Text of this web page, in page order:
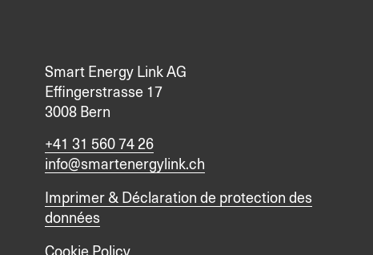
Smart Energy Link AG
Effingerstrasse 17
3008 Bern
+41 31 560 74 26
info@smartenergylink.ch
Imprimer & Déclaration de protection des
données